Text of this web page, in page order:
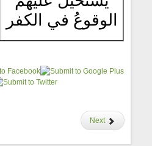
الوقوعُ في الكفر
Next